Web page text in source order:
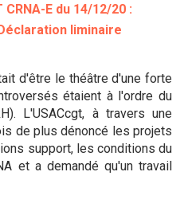
CRNA-E du 14/12/20 :
Déclaration liminaire
d'être le théâtre d'une forte
étaient à l'ordre du
L'USACcgt, à travers une
de plus dénoncé les projets
support, les conditions du
et a demandé qu'un travail